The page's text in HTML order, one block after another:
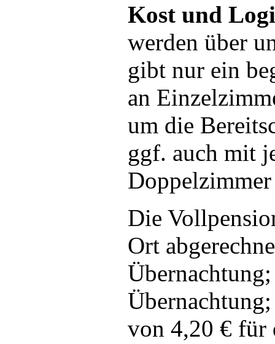
Kost und
werden über
gibt nur ein
an
um die
ggf. auch mit
Die
Ort
von 4,20 € für